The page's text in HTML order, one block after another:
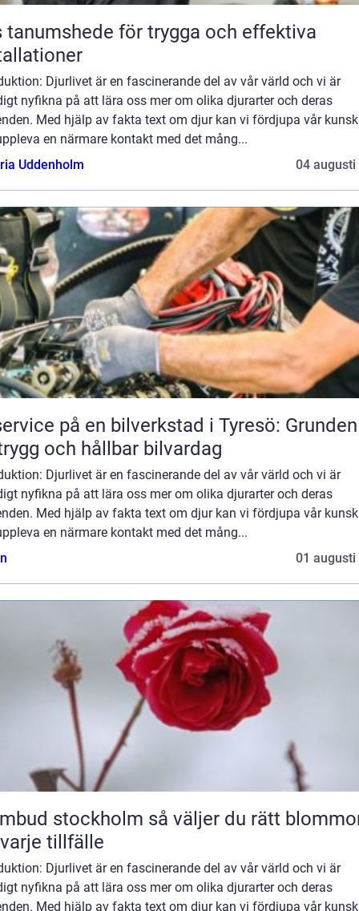
tanumshede för trygga och effektiva
Djurlivet är en fascinerande del av vår värld och vi är
nyfikna på att lära oss mer om olika djurarter och deras
Med hjälp av fakta text om djur kan vi fördjupa vår
en närmare kontakt med det mång...
Uddenholm
04 augusti
på en bilverkstad i Tyresö:
och hållbar bilvardag
Djurlivet är en fascinerande del av vår värld och vi är
nyfikna på att lära oss mer om olika djurarter och deras
Med hjälp av fakta text om djur kan vi fördjupa vår
en närmare kontakt med det mång...
01 augusti
stockholm så väljer du rätt blommor
tillfälle
Djurlivet är en fascinerande del av vår värld och vi är
nyfikna på att lära oss mer om olika djurarter och deras
Med hjälp av fakta text om djur kan vi fördjupa vår